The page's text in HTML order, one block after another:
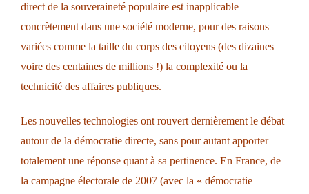
direct de la souveraineté populaire est inapplicable
concrètement dans une société moderne, pour des raisons
variées comme la taille du corps des citoyens (des dizaines
voire des centaines de millions !) la complexité ou la
technicité des affaires publiques.
Les nouvelles technologies ont rouvert dernièrement le débat
autour de la démocratie directe, sans pour autant apporter
totalement une réponse quant à sa pertinence. En France, de
la campagne électorale de 2007 (avec la « démocratie